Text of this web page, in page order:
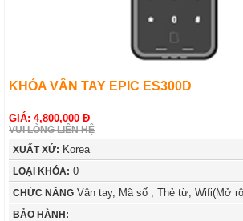
KHÓA VÂN TAY EPIC ES300D
GIÁ: 4,800,000 Đ
VUI LÒNG LIÊN HỆ
XUẤT XỨ: Korea
LOẠI KHÓA: 0
CHỨC NĂNG Vân tay, Mã số , Thẻ từ, Wifi(Mở
BẢO HÀNH: